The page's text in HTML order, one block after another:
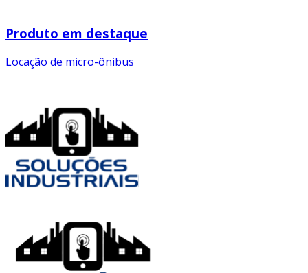
Produto em destaque
Locação de micro-ônibus